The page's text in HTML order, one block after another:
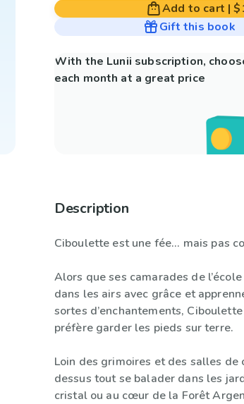
Add to cart |
Gift this book
With the Lunii subscription,
each month at a great price
Description
Ciboulette est une fée... mais pas
Alors que ses camarades de
dans les airs avec grâce et
sortes d’enchantements,
préfère garder les pieds sur terre.
Loin des grimoires et des salles de
dessus tout se balader dans les
cristal ou au cœur de la Forêt